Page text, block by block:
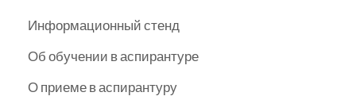
Информационный стенд
Об обучении в аспирантуре
О приеме в аспирантуру